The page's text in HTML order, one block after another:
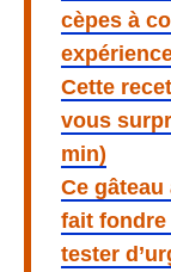
cèpes à
Cette
vous
min)
Ce
fait fondre
tester